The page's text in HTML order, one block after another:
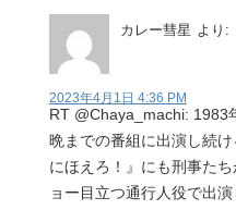
カレー彗星 より:
2023年4月1日 4:36 PM
RT @Chaya_machi: 1983
晩までの番組に出演し続
にほえろ！』にも刑事た
ョー目立つ通行人役で出